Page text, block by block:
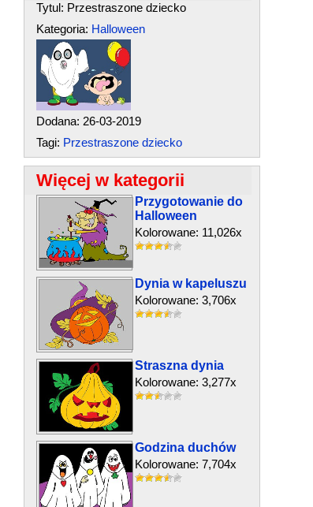
Tytul: Przestraszone dziecko
Kategoria: Halloween
Dodana: 26-03-2019
Tagi: Przestraszone dziecko
Więcej w kategorii
Przygotowanie do
Halloween
Kolorowane: 11,026x
Dynia w kapeluszu
Kolorowane: 3,706x
Straszna dynia
Kolorowane: 3,277x
Godzina duchów
Kolorowane: 7,704x